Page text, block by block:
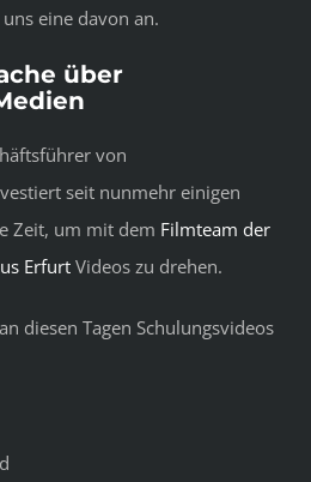
eine davon an.
über
von
seit nunmehr einigen
Zeit, um mit dem Filmteam der
ErfurtVideos zu drehen.
diesen Tagen Schulungsvideos